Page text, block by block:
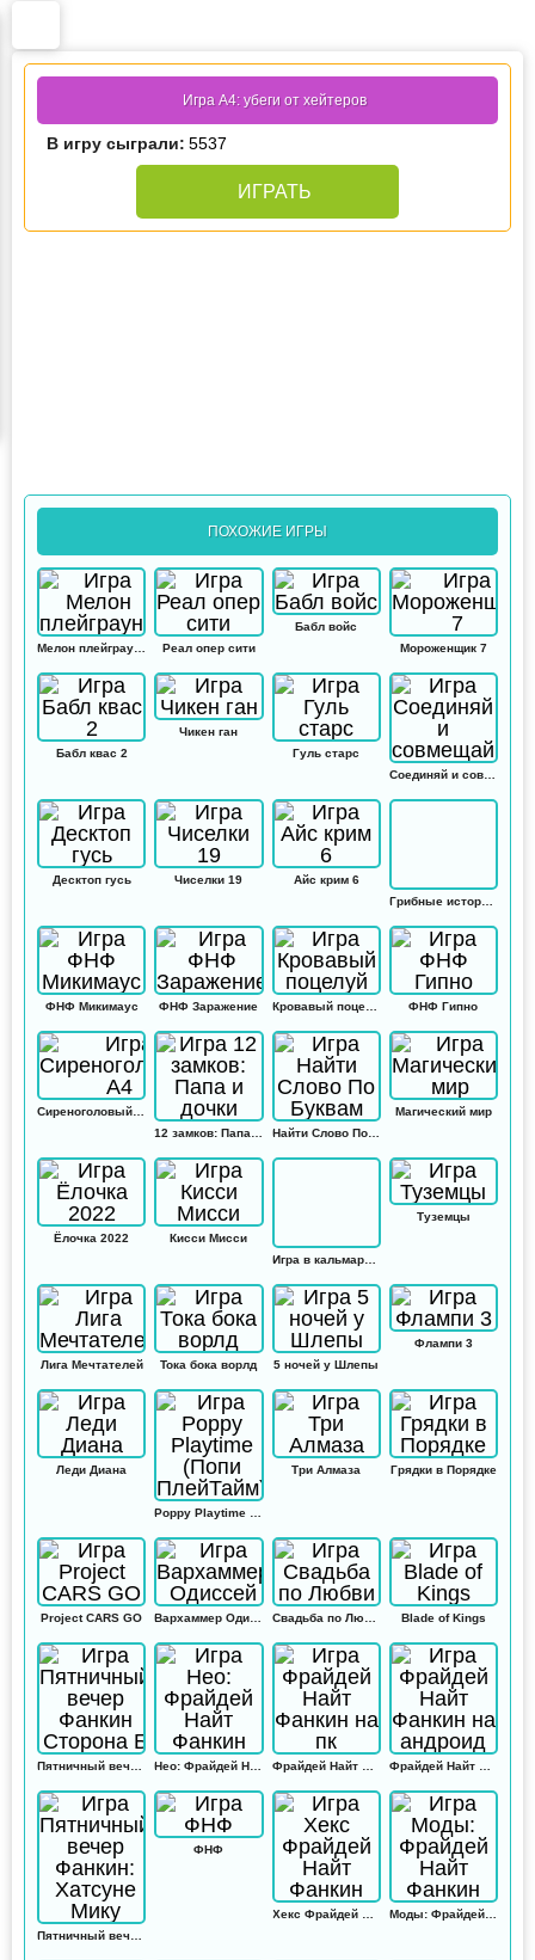
Игра А4: убеги от хейтеров
В игру сыграли: 5537
ИГРАТЬ
ПОХОЖИЕ ИГРЫ
Реал опер сити
Бабл войс
Мороженщик 7
Бабл квас 2
Чикен ган
Гуль старс
Соединяй и совмещай
Десктоп гусь Чиселки 19
Айс крим 6
Грибные истории: Кликер
ФНФ Микимаус ФНФ Заражение Кровавый поцелуй ФНФ Гипно
Найти Слово По Буквам
Магический мир
Ёлочка 2022
Кисси Мисси
Игра в кальмара: Амонг ас
Туземцы
Лига Мечтателей Тока бока ворлд 5 ночей у Шлепы
Флампи 3
Леди Диана Три Алмаза Грядки в Порядке
Project CARS GO Свадьба по Любви Blade of Kings
ФНФ
Моды: Фрайдей Найт Фанкин